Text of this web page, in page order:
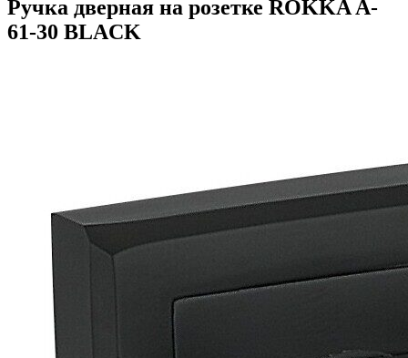
Ручка дверная на розетке ROKKA A-
61-30 BLACK